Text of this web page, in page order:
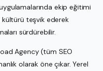
ekip eğitimi
kültürü teşvik ederek
sürdürebilir.
Agency (tüm SEO
olarak öne çıkar. Yerel